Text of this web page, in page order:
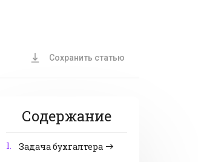
Сохранить статью
Содержание
1.
Задача бухгалтера